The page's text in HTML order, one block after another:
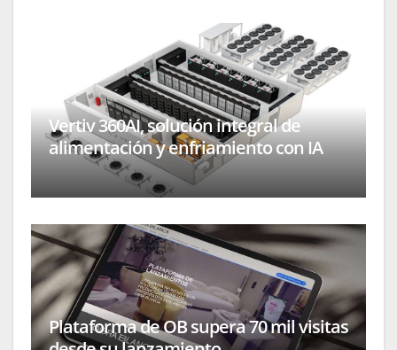
Vertiv 360AI, solución integral de
alimentación y enfriamiento con IA
Plataforma de OB supera 70 mil visitas